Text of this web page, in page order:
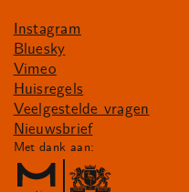
Instagram
Bluesky
Vimeo
Huisregels
Veelgestelde vragen
Nieuwsbrief
Met dank aan: